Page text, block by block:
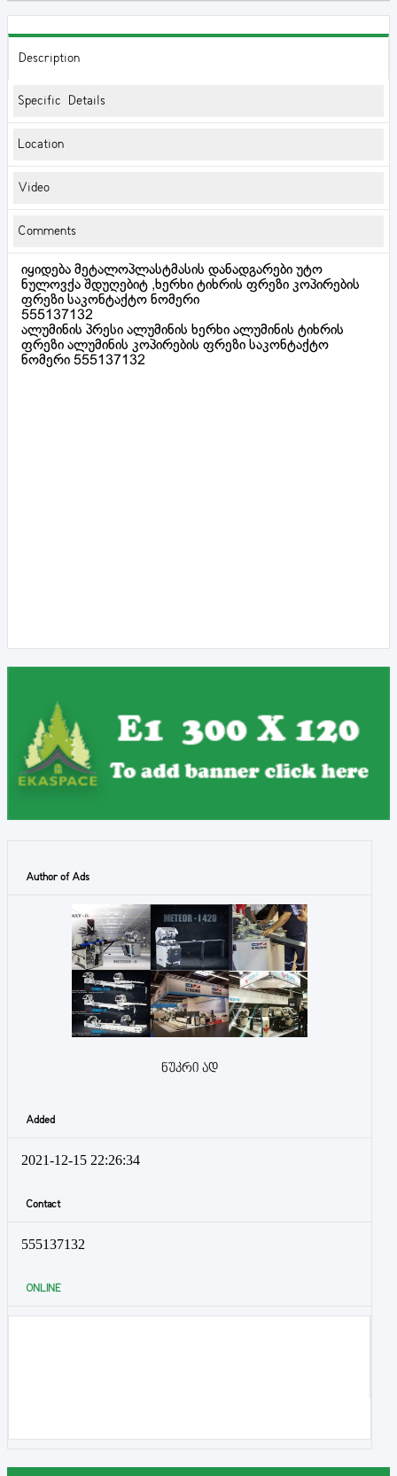
Description
Specific Details
Location
Video
Comments
იყიდება მეტალოპლასტმასის დანადგარები უტო
ნულოვქა შდუღებიტ ,ხერხი ტიხრის ფრეზი კოპირების
ფრეზი საკონტაქტო ნომერი
555137132
ალუმინის პრესი ალუმინის ხერხი ალუმინის ტიხრის
ფრეზი ალუმინის კოპირების ფრეზი საკონტაქტო
ნომერი 555137132
Author of Ads
ნუკრი ად
Added
2021-12-15 22:26:34
Contact
555137132
ONLINE